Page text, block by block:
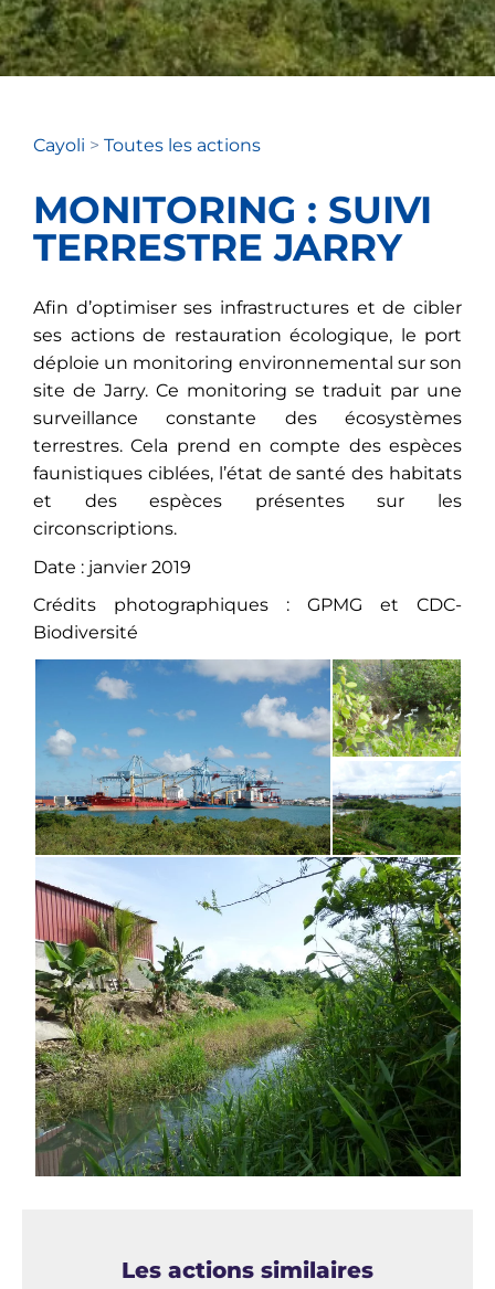
Cayoli > Toutes les actions
MONITORING : SUIVI
TERRESTRE JARRY
Afin d’optimiser ses infrastructures et de cibler
ses actions de restauration écologique, le port
déploie un monitoring environnemental sur son
site de Jarry. Ce monitoring se traduit par une
surveillance constante des écosystèmes
terrestres. Cela prend en compte des espèces
faunistiques ciblées, l’état de santé des habitats
et des espèces présentes sur les
circonscriptions.
Date : janvier 2019
Crédits photographiques : GPMG et CDC-
Biodiversité
Les actions similaires